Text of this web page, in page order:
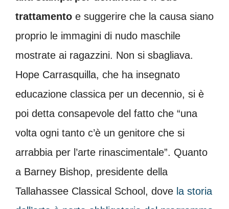
trattamento e suggerire che la causa siano
proprio le immagini di nudo maschile
mostrate ai ragazzini. Non si sbagliava.
Hope Carrasquilla, che ha insegnato
educazione classica per un decennio, si è
poi detta consapevole del fatto che “una
volta ogni tanto c’è un genitore che si
arrabbia per l’arte rinascimentale”. Quanto
a Barney Bishop, presidente della
Tallahassee Classical School, dove la storia